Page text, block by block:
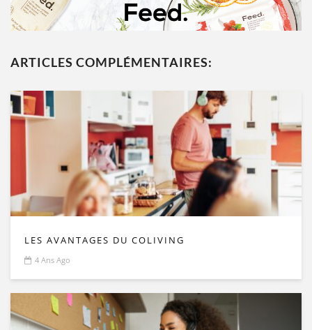
ARTICLES COMPLÉMENTAIRES:
LES AVANTAGES DU COLIVING
4 Ans Ago